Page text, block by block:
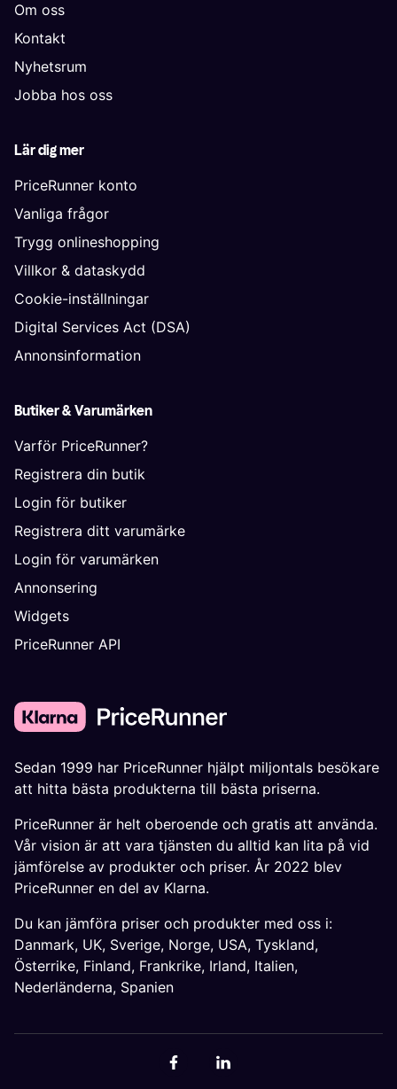
Om oss
Kontakt
Nyhetsrum
Jobba hos oss
Lär dig mer
PriceRunner konto
Vanliga frågor
Trygg onlineshopping
Villkor & dataskydd
Cookie-inställningar
Digital Services Act (DSA)
Annonsinformation
Butiker & Varumärken
Varför PriceRunner?
Registrera din butik
Login för butiker
Registrera ditt varumärke
Login för varumärken
Annonsering
Widgets
PriceRunner API
Sedan 1999 har PriceRunner hjälpt miljontals besökare
att hitta bästa produkterna till bästa priserna.
PriceRunner är helt oberoende och gratis att använda.
Vår vision är att vara tjänsten du alltid kan lita på vid
jämförelse av produkter och priser. År 2022 blev
PriceRunner en del av Klarna.
Du kan jämföra priser och produkter med oss i:
Danmark, UK, Sverige, Norge, USA, Tyskland,
Österrike, Finland, Frankrike, Irland, Italien,
Nederländerna, Spanien